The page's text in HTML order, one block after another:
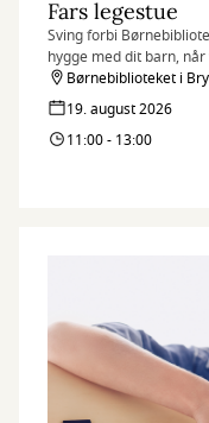
Fars legestue
Sving forbi
hygge med dit barn,
legetøjet frem og
Børnebiblioteket i
19. august 2026
11:00 - 13:00